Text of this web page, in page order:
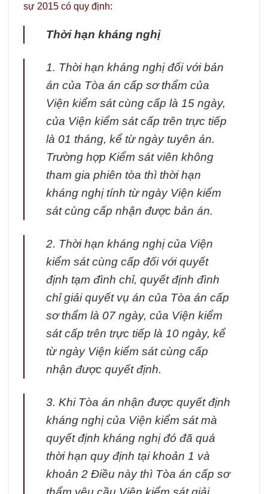
sự 2015 có quy định:
Thời hạn kháng nghị
1. Thời hạn kháng nghị đối với bản
án của Tòa án cấp sơ thẩm của
Viện kiểm sát cùng cấp là 15 ngày,
của Viện kiểm sát cấp trên trực tiếp
là 01 tháng, kể từ ngày tuyên án.
Trường hợp Kiểm sát viên không
tham gia phiên tòa thì thời hạn
kháng nghị tính từ ngày Viện kiểm
sát cùng cấp nhận được bản án.
2. Thời hạn kháng nghị của Viện
kiểm sát cùng cấp đối với quyết
định tạm đình chỉ, quyết định đình
chỉ giải quyết vụ án của Tòa án cấp
sơ thẩm là 07 ngày, của Viện kiểm
sát cấp trên trực tiếp là 10 ngày, kể
từ ngày Viện kiểm sát cùng cấp
nhận được quyết định.
3. Khi Tòa án nhận được quyết định
kháng nghị của Viện kiểm sát mà
quyết định kháng nghị đó đã quá
thời hạn quy định tại khoản 1 và
khoản 2 Điều này thì Tòa án cấp sơ